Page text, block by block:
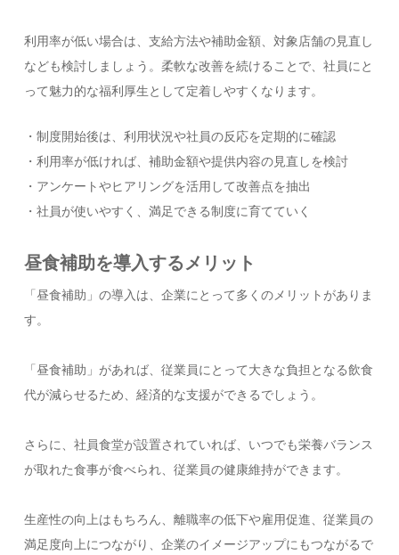
利用率が低い場合は、支給方法や補助金額、対象店舗の見直し
なども検討しましょう。柔軟な改善を続けることで、社員にと
って魅力的な福利厚生として定着しやすくなります。
・制度開始後は、利用状況や社員の反応を定期的に確認
・利用率が低ければ、補助金額や提供内容の見直しを検討
・アンケートやヒアリングを活用して改善点を抽出
・社員が使いやすく、満足できる制度に育てていく
昼食補助を導入するメリット
「昼食補助」の導入は、企業にとって多くのメリットがありま
す。
「昼食補助」があれば、従業員にとって大きな負担となる飲食
代が減らせるため、経済的な支援ができるでしょう。
さらに、社員食堂が設置されていれば、いつでも栄養バランス
が取れた食事が食べられ、従業員の健康維持ができます。
生産性の向上はもちろん、離職率の低下や雇用促進、従業員の
満足度向上につながり、企業のイメージアップにもつながるで